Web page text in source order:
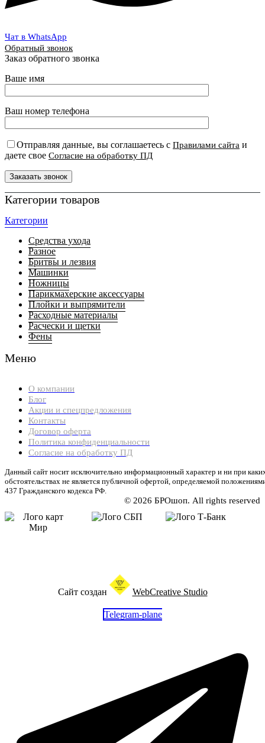
Чат в WhatsApp
Обратный звонок
Заказ обратного звонка
Ваше имя
Ваш номер телефона
Отправляя данные, вы соглашаетесь с Правилами сайта и
даете свое Согласие на обработку ПД
Категории товаров
Категории
Средства ухода
Разное
Бритвы и лезвия
Машинки
Ножницы
Парикмахерские аксессуары
Плойки и выпрямители
Расходные материалы
Расчески и щетки
Фены
Меню
О компании
Блог
Акции и спецпредложения
Контакты
Договор оферта
Политика конфиденциальности
Согласие на обработку ПД
Данный сайт носит исключительно информационный характер и ни при
обстоятельствах не является публичной офертой, определяемой
437 Гражданского кодекса РФ.
© 2026 БРОшоп. All rights reserved
Сайт создан WebCreative Studio
Telegram-plane